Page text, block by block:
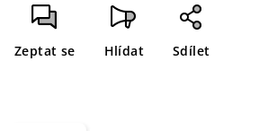
Zeptat se Hlídat Sdílet